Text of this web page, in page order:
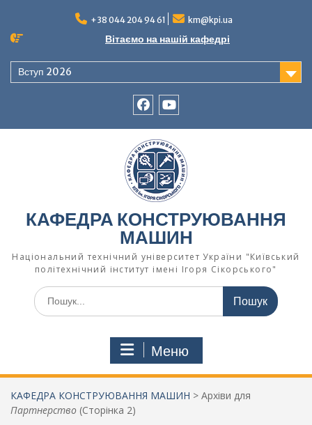
вмісту
+38 044 204 94 61 km@kpi.ua
Вітаємо на нашій кафедрі
Вступ 2026
КАФЕДРА КОНСТРУЮВАННЯ
МАШИН
Національний технічний університет України "Київський
політехнічний інститут імені Ігоря Сікорського"
Шукати:
Меню
КАФЕДРА КОНСТРУЮВАННЯ МАШИН > Архіви для
Партнерство (Сторінка 2)